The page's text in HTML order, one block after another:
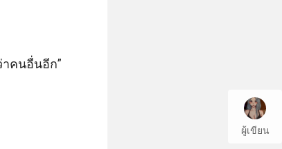
คนอื่นอีก”
ผู้เขียน